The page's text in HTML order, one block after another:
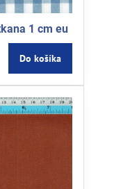
1 cm eu
Do košíka